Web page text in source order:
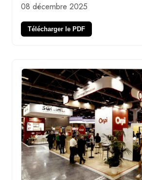
08 décembre 2025
Télécharger le PDF